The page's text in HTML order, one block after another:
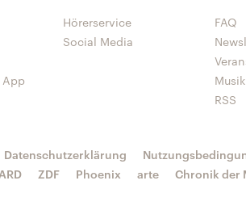
Hörerservice
Social Media
FAQ
RSS
Datenschutzerklärung
ARD ZDF Phoenix arte Chronik der